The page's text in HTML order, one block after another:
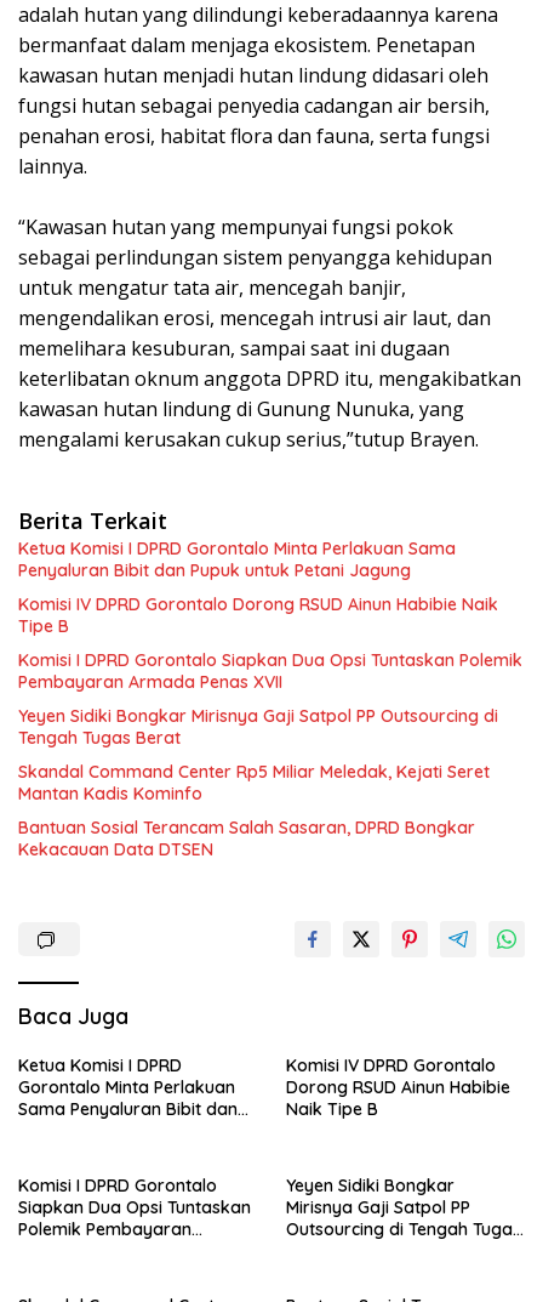
adalah hutan yang dilindungi keberadaannya karena
bermanfaat dalam menjaga ekosistem. Penetapan
kawasan hutan menjadi hutan lindung didasari oleh
fungsi hutan sebagai penyedia cadangan air bersih,
penahan erosi, habitat flora dan fauna, serta fungsi
lainnya.
“Kawasan hutan yang mempunyai fungsi pokok
sebagai perlindungan sistem penyangga kehidupan
untuk mengatur tata air, mencegah banjir,
mengendalikan erosi, mencegah intrusi air laut, dan
memelihara kesuburan, sampai saat ini dugaan
keterlibatan oknum anggota DPRD itu, mengakibatkan
kawasan hutan lindung di Gunung Nunuka, yang
mengalami kerusakan cukup serius,”tutup Brayen.
Berita Terkait
Ketua Komisi I DPRD Gorontalo Minta Perlakuan Sama
Penyaluran Bibit dan Pupuk untuk Petani Jagung
Komisi IV DPRD Gorontalo Dorong RSUD Ainun Habibie Naik
Tipe B
Komisi I DPRD Gorontalo Siapkan Dua Opsi Tuntaskan Polemik
Pembayaran Armada Penas XVII
Yeyen Sidiki Bongkar Mirisnya Gaji Satpol PP Outsourcing di
Tengah Tugas Berat
Skandal Command Center Rp5 Miliar Meledak, Kejati Seret
Mantan Kadis Kominfo
Bantuan Sosial Terancam Salah Sasaran, DPRD Bongkar
Kekacauan Data DTSEN
Baca Juga
Ketua Komisi I DPRD
Gorontalo Minta Perlakuan
Sama Penyaluran Bibit dan
Komisi IV DPRD Gorontalo
Dorong RSUD Ainun Habibie
Naik Tipe B
Komisi I DPRD Gorontalo
Siapkan Dua Opsi Tuntaskan
Polemik Pembayaran
Yeyen Sidiki Bongkar
Mirisnya Gaji Satpol PP
Outsourcing di Tengah Tugas